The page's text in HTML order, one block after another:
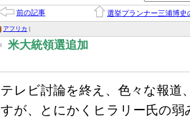
前の記事 選挙プランナー三浦博史
アフリカ |
米大統領選追加
テレビ討論を終え、色々な報道
すが、とにかくヒラリー氏の弱